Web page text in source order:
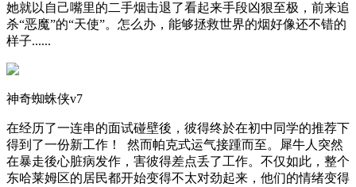
她就以自己嘴里的二手烟击退了看起来手段凶狠至极，前来追
杀“恶魔”的“天使”。怎么办，能够拯救世界的烟好像还不错的
样子......
神奇蜘蛛侠v7
在经历了一连串的面试碰壁後，彼得终於在初中同学的推荐下
得到了一份新工作！ 然而帕克式运气接踵而至。犀牛人突然
在暴走後心脏病发作，害彼得差点丢了工作。不仅如此，整个
东哈莱姆区的居民都开始变得不太对劲起来，他们的情绪变得